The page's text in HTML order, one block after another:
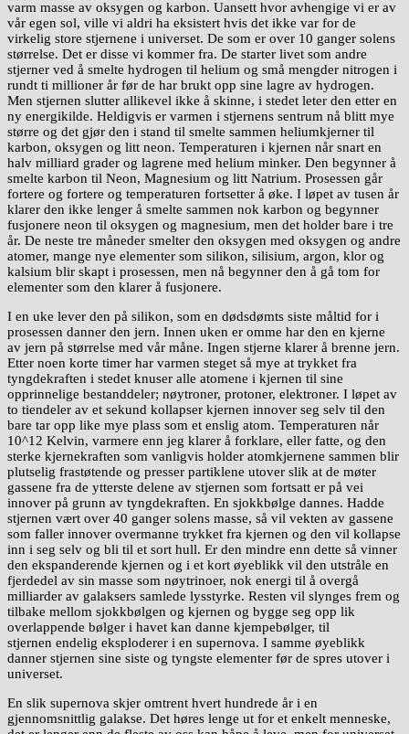
varm masse av oksygen og karbon. Uansett hvor avhengige vi er av
vår egen sol, ville vi aldri ha eksistert hvis det ikke var for de
virkelig store stjernene i universet. De som er over 10 ganger solens
størrelse. Det er disse vi kommer fra. De starter livet som andre
stjerner ved å smelte hydrogen til helium og små mengder nitrogen i
rundt ti millioner år før de har brukt opp sine lagre av hydrogen.
Men stjernen slutter allikevel ikke å skinne, i stedet leter den etter en
ny energikilde. Heldigvis er varmen i stjernens sentrum nå blitt mye
større og det gjør den i stand til smelte sammen heliumkjerner til
karbon, oksygen og litt neon. Temperaturen i kjernen når snart en
halv milliard grader og lagrene med helium minker. Den begynner å
smelte karbon til Neon, Magnesium og litt Natrium. Prosessen går
fortere og fortere og temperaturen fortsetter å øke. I løpet av tusen år
klarer den ikke lenger å smelte sammen nok karbon og begynner
fusjonere neon til oksygen og magnesium, men det holder bare i tre
år. De neste tre måneder smelter den oksygen med oksygen og andre
atomer, mange nye elementer som silikon, silisium, argon, klor og
kalsium blir skapt i prosessen, men nå begynner den å gå tom for
elementer som den klarer å fusjonere.
I en uke lever den på silikon, som en dødsdømts siste måltid for i
prosessen danner den jern. Innen uken er omme har den en kjerne
av jern på størrelse med vår måne. Ingen stjerne klarer å brenne jern.
Etter noen korte timer har varmen steget så mye at trykket fra
tyngdekraften i stedet knuser alle atomene i kjernen til sine
opprinnelige bestanddeler; nøytroner, protoner, elektroner. I løpet av
to tiendeler av et sekund kollapser kjernen innover seg selv til den
bare tar opp like mye plass som et enslig atom. Temperaturen når
10^12 Kelvin, varmere enn jeg klarer å forklare, eller fatte, og den
sterke kjernekraften som vanligvis holder atomkjernene sammen blir
plutselig frastøtende og presser partiklene utover slik at de møter
gassene fra de ytterste delene av stjernen som fortsatt er på vei
innover på grunn av tyngdekraften. En sjokkbølge dannes. Hadde
stjernen vært over 40 ganger solens masse, så vil vekten av gassene
som faller innover overmanne trykket fra kjernen og den vil kollapse
inn i seg selv og bli til et sort hull. Er den mindre enn dette så vinner
den ekspanderende kjernen og i et kort øyeblikk vil den utstråle en
fjerdedel av sin masse som nøytrinoer, nok energi til å overgå
milliarder av galaksers samlede lysstyrke. Resten vil slynges frem og
tilbake mellom sjokkbølgen og kjernen og bygge seg opp lik
overlappende bølger i havet kan danne kjempebølger, til
stjernen endelig eksploderer i en supernova. I samme øyeblikk
danner stjernen sine siste og tyngste elementer før de spres utover i
universet.
En slik supernova skjer omtrent hvert hundrede år i en
gjennomsnittlig galakse. Det høres lenge ut for et enkelt menneske,